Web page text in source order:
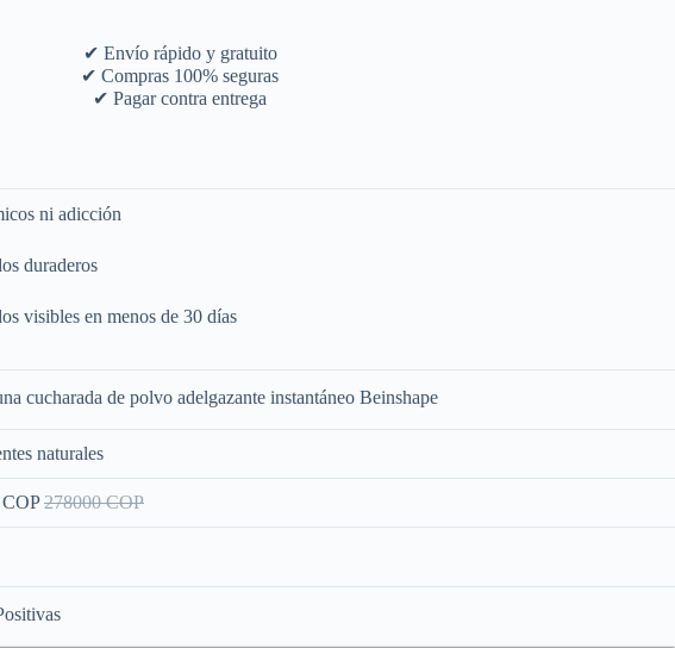
✔ Envío rápido y gratuito
✔ Compras 100% seguras
✔ Pagar contra entrega
ni adicción
duraderos
visibles en menos de 30 días
cucharada de polvo adelgazante instantáneo Beinshape
naturales
278000 COP